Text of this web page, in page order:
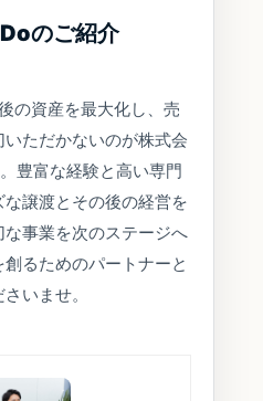
のご紹介
の資産を最大化し、売
ただかないのが株式会
豊富な経験と高い専門
譲渡とその後の経営を
事業を次のステージへ
るためのパートナーと
いませ。